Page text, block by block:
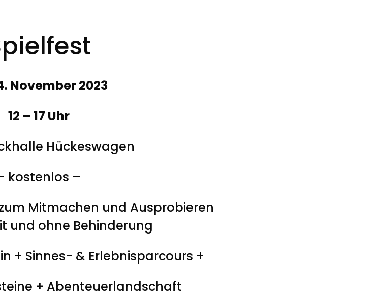
November 2023
12 – 17 Uhr
Hückeswagen
kostenlos –
Mitmachen und Ausprobieren
und ohne Behinderung
+ Sinnes- & Erlebnisparcours +
+ Abenteuerlandschaft